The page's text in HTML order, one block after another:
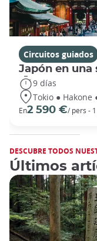
Circuitos guiados
Japón en una
9 días
Tokio ● Hakone
En2 590 €/ pers -
DESCUBRE TODOS
Últimos